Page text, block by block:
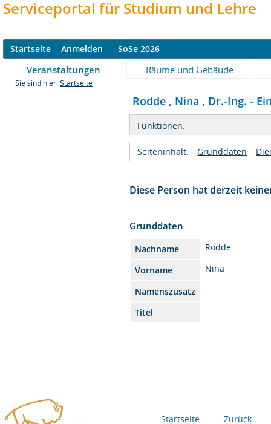
Serviceportal für Studium und Lehre
Startseite Anmelden SoSe 2026
Veranstaltungen Räume und Gebäude
Sie sind hier: Startseite
Rodde , Nina , Dr.-Ing. -
Funktionen:
Seiteninhalt: Grunddaten
Diese Person hat derzeit
Grunddaten
Nachname
Rodde
Vorname
Nina
Namenszusatz
Titel
Startseite Zurück